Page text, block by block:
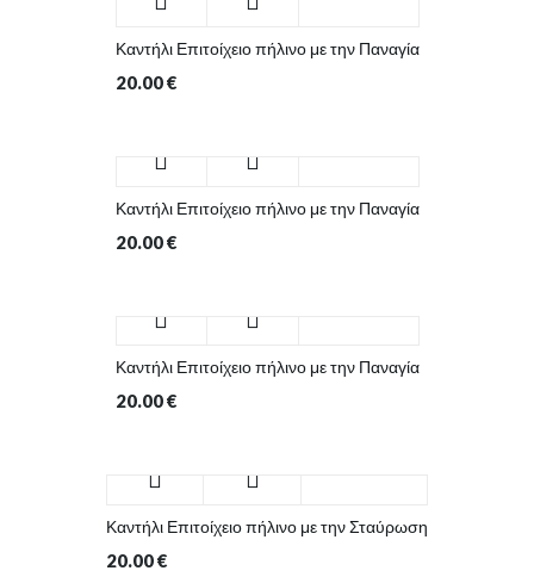
Καντήλι Επιτοίχειο πήλινο με την Παναγία
20.00€
Καντήλι Επιτοίχειο πήλινο με την Παναγία
20.00€
Καντήλι Επιτοίχειο πήλινο με την Παναγία
20.00€
Καντήλι Επιτοίχειο πήλινο με την Σταύρωση
20.00€